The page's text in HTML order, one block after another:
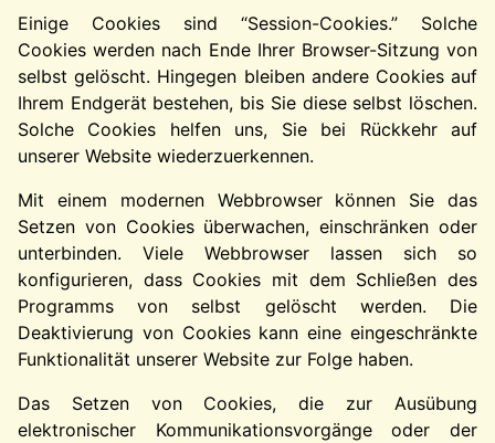
Einige Cookies sind “Session-Cookies.” Solche
Cookies werden nach Ende Ihrer Browser-Sitzung von
selbst gelöscht. Hingegen bleiben andere Cookies auf
Ihrem Endgerät bestehen, bis Sie diese selbst löschen.
Solche Cookies helfen uns, Sie bei Rückkehr auf
unserer Website wiederzuerkennen.
Mit einem modernen Webbrowser können Sie das
Setzen von Cookies überwachen, einschränken oder
unterbinden. Viele Webbrowser lassen sich so
konfigurieren, dass Cookies mit dem Schließen des
Programms von selbst gelöscht werden. Die
Deaktivierung von Cookies kann eine eingeschränkte
Funktionalität unserer Website zur Folge haben.
Das Setzen von Cookies, die zur Ausübung
elektronischer Kommunikationsvorgänge oder der